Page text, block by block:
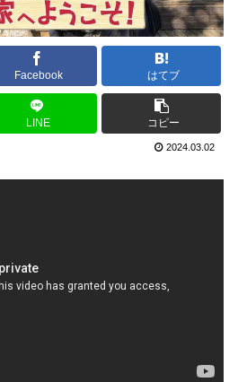
Facebook はてブ
LINE コピー
2024.03.02